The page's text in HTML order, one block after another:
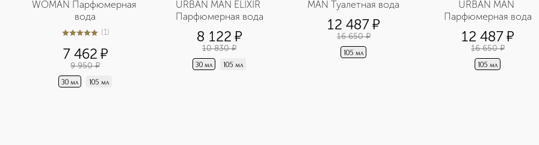
WOMAN Парфюмерная
вода
5из 51 (1)
7 462 ¤
9 950 ¤
30 мл 105 мл
URBAN MAN ELIXIR
Парфюмерная вода
8 122 ¤
10 830 ¤
30 мл 105 мл
MAN Туалетная вода
12 487¤
16 650 ¤
105 мл
URBAN MAN
Парфюмерная вода
12 487¤
16 650 ¤
105 мл